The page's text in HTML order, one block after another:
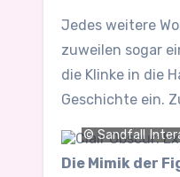
Jedes weitere
zuweilen sogar
die Klinke in die
Geschichte ein.
© Sandfall
Die Mimik der